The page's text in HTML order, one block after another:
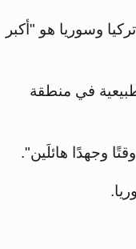
وسوريا هو "أكبر
في منطقة
وجهدًا هائلَين".